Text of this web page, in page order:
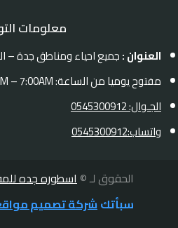
معلومات
العنوان :جميع احياء ومناطق جدة –
مفتوح يوميا من الساعة: 10:00PM – 7:00AM
الجـوال: 0545300912
واتساب:0545300912
الحقوق لـ ©اسطوره جده
سبأتكشركة تصميم